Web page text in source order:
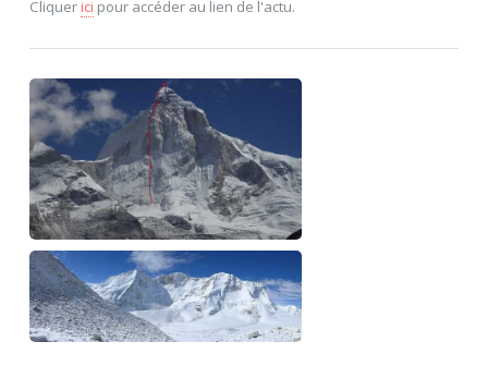
Cliquerici pour accéder au lien de l'actu.